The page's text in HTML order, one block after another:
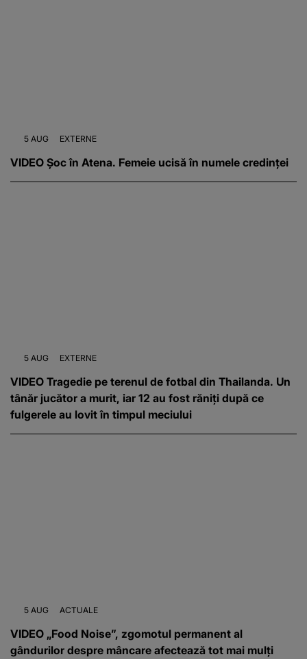
5 AUG EXTERNE
VIDEO Șoc în Atena. Femeie ucisă în numele credinței
5 AUG EXTERNE
VIDEO Tragedie pe terenul de fotbal din Thailanda. Un
tânăr jucător a murit, iar 12 au fost răniți după ce
fulgerele au lovit în timpul meciului
5 AUG ACTUALE
VIDEO „Food Noise”, zgomotul permanent al
gândurilor despre mâncare afectează tot mai mulți